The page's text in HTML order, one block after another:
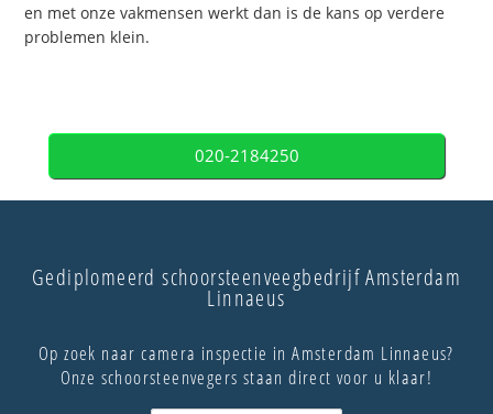
en met onze vakmensen werkt dan is de kans op verdere
problemen klein.
020-2184250
Gediplomeerd schoorsteenveegbedrijf Amsterdam
Linnaeus
Op zoek naar camera inspectie in Amsterdam Linnaeus?
Onze schoorsteenvegers staan direct voor u klaar!